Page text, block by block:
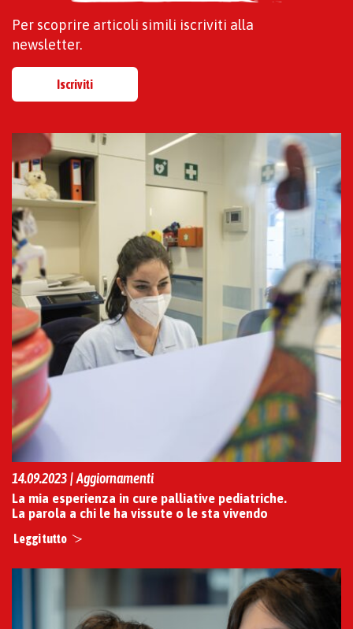
Per scoprire articoli simili iscriviti alla
newsletter.
Iscriviti
14.09.2023 | Aggiornamenti
La mia esperienza in cure palliative pediatriche.
La parola a chi le ha vissute o le sta vivendo
Leggi tutto